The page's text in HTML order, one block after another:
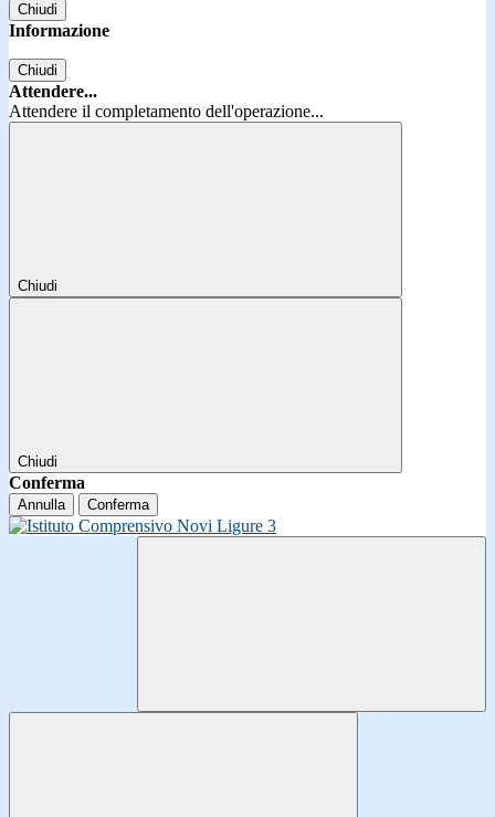
Chiudi
Informazione
Chiudi
Attendere...
Attendere il completamento dell'operazione...
Chiudi
Chiudi
Conferma
Annulla Conferma